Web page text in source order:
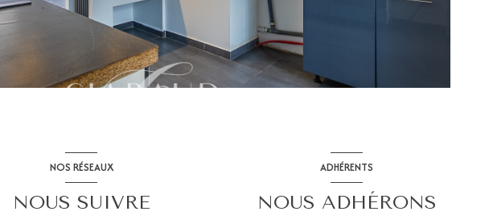
NOS RÉSEAUX
NOUS SUIVRE
ADHÉRENTS
NOUS ADHÉRONS